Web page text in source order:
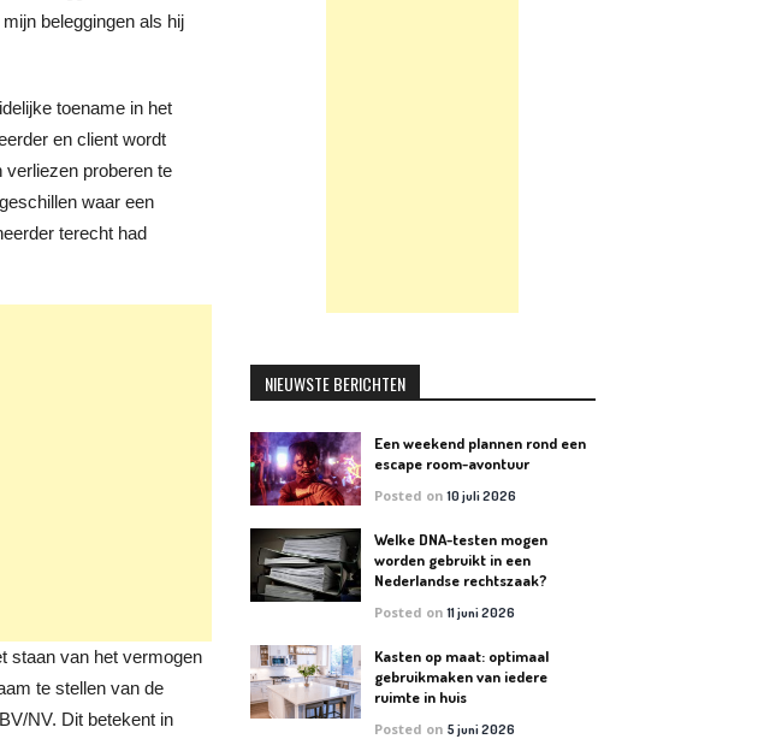
beleggingen als hij
toename in het
en client wordt
proberen te
waar een
terecht had
staan van het vermogen
te stellen van de
NV. Dit betekent in
NIEUWSTE BERICHTEN
Een weekend plannen rond een
escape room-avontuur
Posted on10 juli 2026
Welke DNA-testen mogen
worden gebruikt in een
Nederlandse rechtszaak?
Posted on11 juni 2026
Kasten op maat: optimaal
gebruikmaken van iedere
ruimte in huis
Posted on5 juni 2026